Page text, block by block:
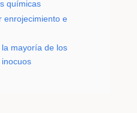
químicas
enrojecimiento e
mayoría de los